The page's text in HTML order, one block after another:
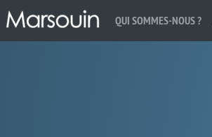
QUI SOMMES-NOUS ?